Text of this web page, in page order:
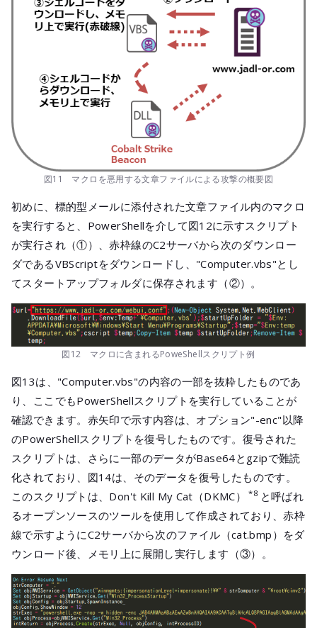
図11 マクロを悪用する文章ファイルによる攻撃の概要図
初めに、標的型メールに添付された文章ファイル内のマクロ
を実行すると、PowerShellを介して図12に示すスクリプト
が実行され（①）、赤枠線のC2サーバから次のダウンロー
ダであるVBScriptをダウンロードし、"Computer.vbs"とし
てスタートアップフォルダに保存されます（②）。
図12 マクロに含まれるPoweShellスクリプト例
図13は、"Computer.vbs"の内容の一部を抜粋したものであ
り、ここでもPowerShellスクリプトを実行していることが
確認できます。赤矢印で示す内容は、オプション"-enc"以降
のPowerShellスクリプトを復号したものです。復号された
スクリプトは、さらに一部のデータがBase64とgzipで難読
化されており、図14は、そのデータを復号したものです。
このスクリプトは、Don't Kill My Cat（DKMC）
*8 と呼ばれ
るオープンソースのツールを使用して作成されており、赤枠
線で示すようにC2サーバから次のファイル（cat.bmp）をダ
ウンロード後、メモリ上に展開し実行します（③）。